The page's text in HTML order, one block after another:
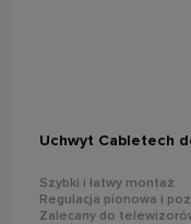
Uchwyt Cabletech
Szybki i łatwy montaż
Regulacja pionowa i
Zalecany do